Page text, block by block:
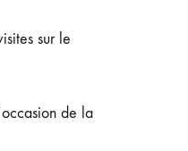
sur le
de la